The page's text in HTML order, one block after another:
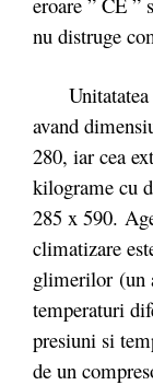
nu distruge
Unitatatea
avand
280, iar cea
kilograme cu
285 x 590.
climatizare
glimerilor (un
temperaturi
presiuni si
de un